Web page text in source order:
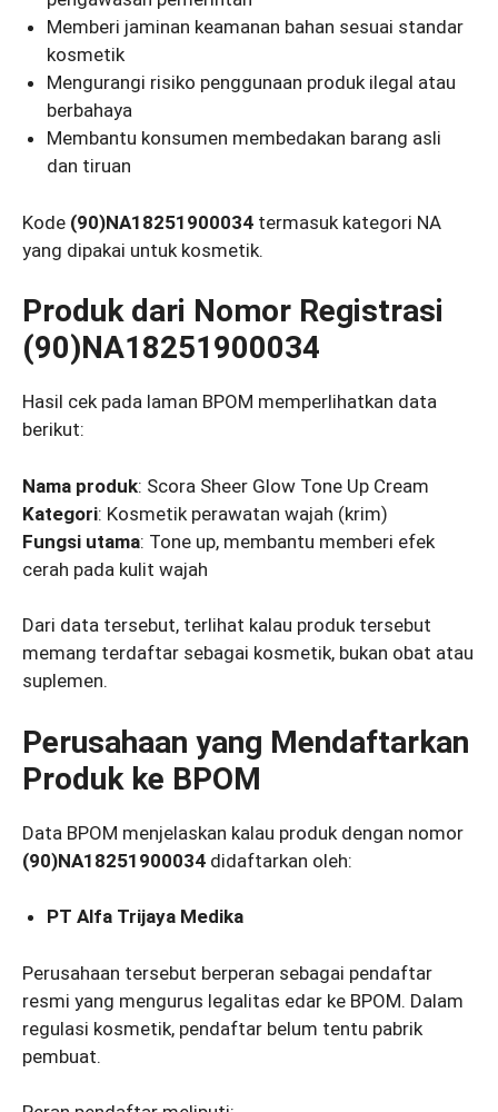
Memberi jaminan keamanan bahan sesuai standar
kosmetik
Mengurangi risiko penggunaan produk ilegal atau
berbahaya
Membantu konsumen membedakan barang asli
dan tiruan
Kode (90)NA18251900034 termasuk kategori NA
yang dipakai untuk kosmetik.
Produk dari Nomor Registrasi
(90)NA18251900034
Hasil cek pada laman BPOM memperlihatkan data
berikut:
Nama produk: Scora Sheer Glow Tone Up Cream
Kategori: Kosmetik perawatan wajah (krim)
Fungsi utama: Tone up, membantu memberi efek
cerah pada kulit wajah
Dari data tersebut, terlihat kalau produk tersebut
memang terdaftar sebagai kosmetik, bukan obat atau
suplemen.
Perusahaan yang Mendaftarkan
Produk ke BPOM
Data BPOM menjelaskan kalau produk dengan nomor
(90)NA18251900034 didaftarkan oleh:
PT Alfa Trijaya Medika
Perusahaan tersebut berperan sebagai pendaftar
resmi yang mengurus legalitas edar ke BPOM. Dalam
regulasi kosmetik, pendaftar belum tentu pabrik
pembuat.